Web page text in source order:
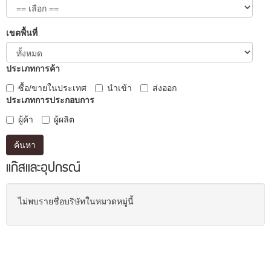
เขตพื้นที่
ประเภทการค้า
ซื้อ/ขายในประเทศ
นำเข้า
ส่งออก
ประเภทการประกอบการ
ผู้ค้า
ผู้ผลิต
ค้นหา
แก๊สและอุปกรณ์
ไม่พบรายชื่อบริษัทในหมวดหมู่นี้